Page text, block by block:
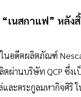
เนสกาแฟ” หลั
นอดีตผลิตภัณฑ์
ตผ่านบริษัท QCP ซึ่ง
และตระกูลมหากิจศิริ